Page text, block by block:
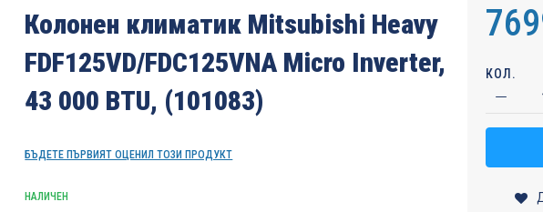
Колонен климатик Mitsubishi Heavy
FDF125VD/FDC125VNA Micro Inverter,
43 000 BTU, (101083)
БЪДЕТЕ ПЪРВИЯТ ОЦЕНИЛ ТОЗИ ПРОДУКТ
НАЛИЧЕН
КОЛ.